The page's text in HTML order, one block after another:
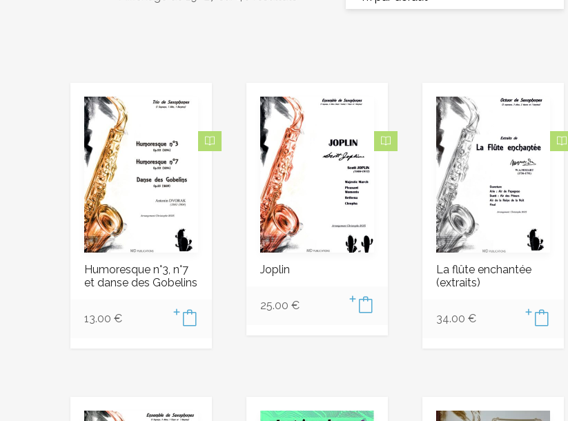
Humoresque n°3, n°7
et danse des Gobelins
13.00 €
Joplin
25.00 €
La flûte enchantée
(extraits)
34.00 €